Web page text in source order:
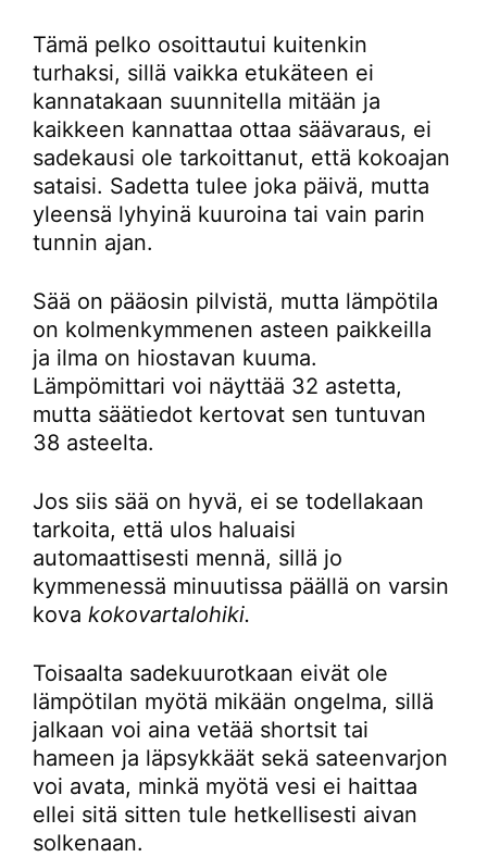
Tämä pelko osoittautui kuitenkin
turhaksi, sillä vaikka etukäteen ei
kannatakaan suunnitella mitään ja
kaikkeen kannattaa ottaa säävaraus, ei
sadekausi ole tarkoittanut, että kokoajan
sataisi. Sadetta tulee joka päivä, mutta
yleensä lyhyinä kuuroina tai vain parin
tunnin ajan.
Sää on pääosin pilvistä, mutta lämpötila
on kolmenkymmenen asteen paikkeilla
ja ilma on hiostavan kuuma.
Lämpömittari voi näyttää 32 astetta,
mutta säätiedot kertovat sen tuntuvan
38 asteelta.
Jos siis sää on hyvä, ei se todellakaan
tarkoita, että ulos haluaisi
automaattisesti mennä, sillä jo
kymmenessä minuutissa päällä on varsin
kova kokovartalohiki.
Toisaalta sadekuurotkaan eivät ole
lämpötilan myötä mikään ongelma, sillä
jalkaan voi aina vetää shortsit tai
hameen ja läpsykkäät sekä sateenvarjon
voi avata, minkä myötä vesi ei haittaa
ellei sitä sitten tule hetkellisesti aivan
solkenaan.